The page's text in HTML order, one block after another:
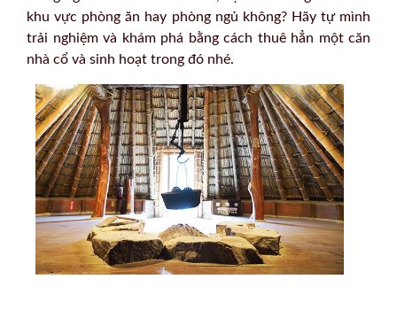
khu vực phòng ăn hay phòng ngủ không? Hãy tự mình
trải nghiệm và khám phá bằng cách thuê hẳn một căn
nhà cổ và sinh hoạt trong đó nhé.